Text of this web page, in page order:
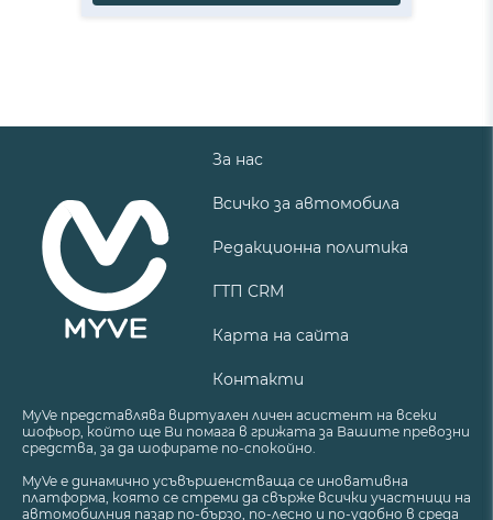
За нас
Всичко за автомобила
Редакционна политика
ГТП CRM
Карта на сайта
Контакти
MyVe представлява виртуален личен асистент на всеки
шофьор, който ще Ви помага в грижата за Вашите превозни
средства, за да шофирате по-спокойно.
MyVe е динамично усъвършенстваща се иновативна
платформа, която се стреми да свърже всички участници на
автомобилния пазар по-бързо, по-лесно и по-удобно в среда